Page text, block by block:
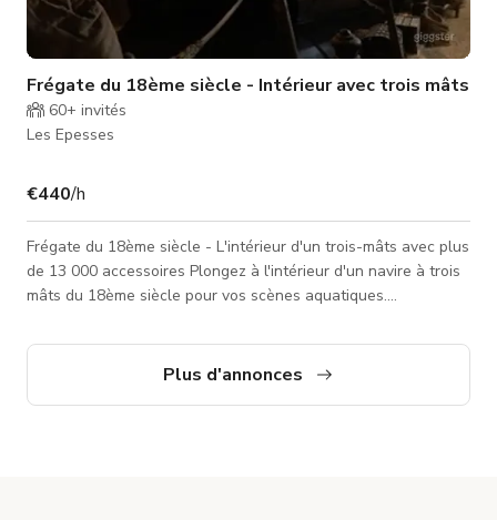
Frégate du 18ème siècle - Intérieur avec trois mâts
60+ invités
Les Epesses
€440/h
Frégate du 18ème siècle - L'intérieur d'un trois-mâts avec plus
de 13 000 accessoires Plongez à l'intérieur d'un navire à trois
mâts du 18ème siècle pour vos scènes aquatiques.
tous les couloirs traditionnellement présents sur un navire de
cette époque. Machinerie capable de recréer les mouvements
Plus d'annonces